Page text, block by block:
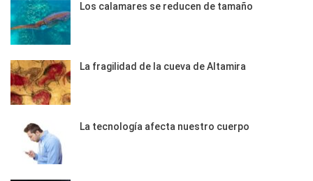
Los calamares se reducen de tamaño
La fragilidad de la cueva de Altamira
La tecnología afecta nuestro cuerpo